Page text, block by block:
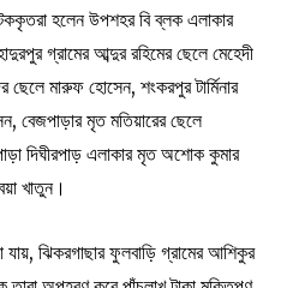
হলেন উপশহর বি ব্লক এলাকার
গ্রামের আব্দুর রহিমের ছেলে মেহেদী
ছেলে মারুফ হোসেন, শংকরপুর টার্মিনার
বেজপাড়ার মৃত মতিয়ারের ছেলে
দিঘীরপাড় এলাকার মৃত অশোক কুমার
খাতুন।
যায়, ঝিকরগাছার ফুলবাড়ি গ্রামের আশিকুর